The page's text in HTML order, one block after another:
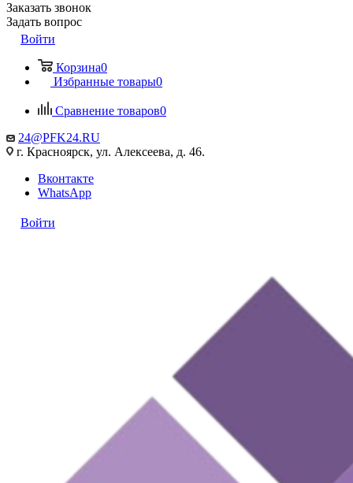
Заказать звонок
Задать вопрос
Войти
Корзина0
Избранные товары0
Сравнение товаров0
24@PFK24.RU
г. Красноярск, ул. Алексеева, д. 46.
Вконтакте
WhatsApp
Войти